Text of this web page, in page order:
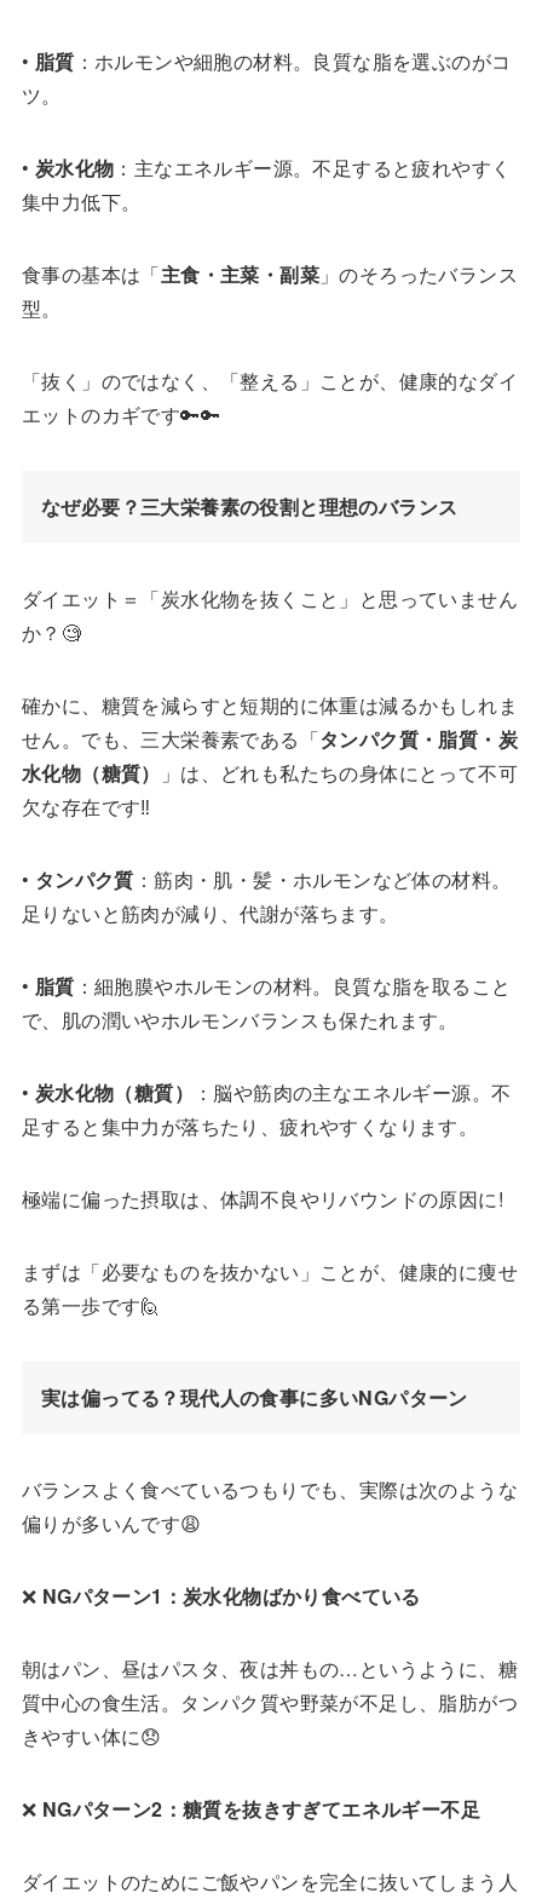
• 脂質 ：ホルモンや細胞の材料。良質な脂を選ぶのがコ
ツ。
• 炭水化物 ：主なエネルギー源。不足すると疲れやすく
集中力低下。
食事の基本は「主食・主菜・副菜」のそろったバランス
型。
「抜く」のではなく、「整える」ことが、健康的なダイ
エットのカギです🔑🔑
なぜ必要？三大栄養素の役割と理想のバランス
ダイエット＝「炭水化物を抜くこと」と思っていません
か？🧐
確かに、糖質を減らすと短期的に体重は減るかもしれま
せん。でも、三大栄養素である「タンパク質・脂質・炭
水化物（糖質）
」は、どれも私たちの身体にとって不可
欠な存在です‼️
• タンパク質 ：筋肉・肌・髪・ホルモンなど体の材料。
足りないと筋肉が減り、代謝が落ちます。
• 脂質 ：細胞膜やホルモンの材料。良質な脂を取ること
で、肌の潤いやホルモンバランスも保たれます。
• 炭水化物（糖質）
：脳や筋肉の主なエネルギー源。不
足すると集中力が落ちたり、疲れやすくなります。
極端に偏った摂取は、体調不良やリバウンドの原因に!
まずは「必要なものを抜かない」ことが、健康的に痩せ
る第一歩です🙋
実は偏ってる？現代人の食事に多いNGパターン
バランスよく食べているつもりでも、実際は次のような
偏りが多いんです😩
❌ NGパターン1 ：炭水化物ばかり食べている
朝はパン、昼はパスタ、夜は丼もの…というように、糖
質中心の食生活。タンパク質や野菜が不足し、脂肪がつ
きやすい体に😞
❌ NGパターン2 ：糖質を抜きすぎてエネルギー不足
ダイエットのためにご飯やパンを完全に抜いてしまう人